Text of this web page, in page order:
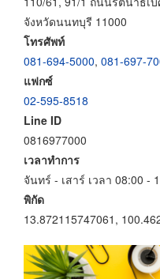
จังหวัดนนทบุรี 11000
โทรศัพท์
081-694-5000, 081-697-
แฟกซ์
02-595-8518
Line ID
0816977000
เวลาทำการ
จันทร์ - เสาร์ เวลา 08:00 -
พิกัด
13.872115747061,